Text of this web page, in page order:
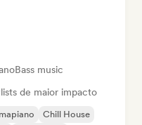
Bass music
de maior impacto
Chill House